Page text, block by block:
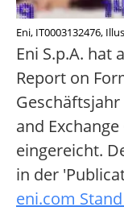
Eni, IT0003132476,
Eni S.p.A. hat
Report on
Geschäftsjahr
and
eingereicht.
in der
eni.com